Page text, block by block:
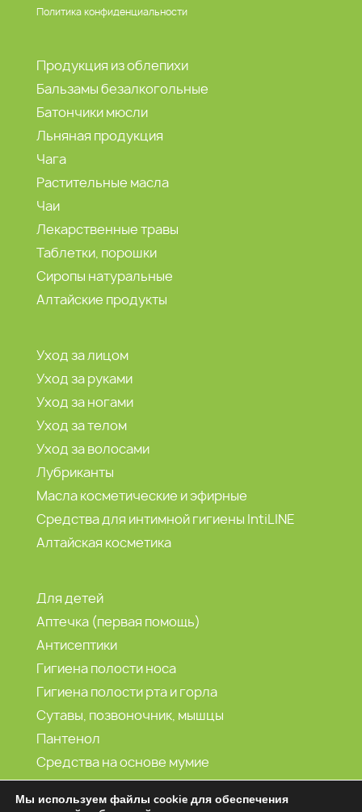
Политика конфиденциальности
Продукция из облепихи
Бальзамы безалкогольные
Батончики мюсли
Льняная продукция
Чага
Растительные масла
Чаи
Лекарственные травы
Таблетки, порошки
Сиропы натуральные
Алтайские продукты
Уход за лицом
Уход за руками
Уход за ногами
Уход за телом
Уход за волосами
Лубриканты
Масла косметические и эфирные
Средства для интимной гигиены IntiLINE
Алтайская косметика
Для детей
Аптечка (первая помощь)
Антисептики
Гигиена полости носа
Гигиена полости рта и горла
Сутавы, позвоночник, мышцы
Пантенол
Средства на основе мумие
Морская вода
Мы используем файлы cookie для обеспечения